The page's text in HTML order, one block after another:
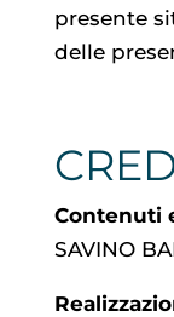
presente
delle
Contenuti
SAVINO